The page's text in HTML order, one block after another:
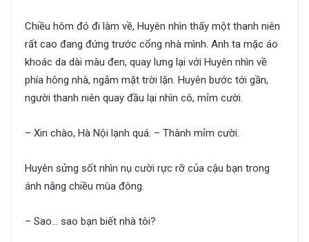
Chiều hôm đó đi làm về, Huyên nhìn thấy một thanh niên
rất cao đang đứng trước cổng nhà mình. Anh ta mặc áo
khoác da dài màu đen, quay lưng lại với Huyên nhìn về
phía hông nhà, ngắm mặt trời lặn. Huyên bước tới gần,
người thanh niên quay đầu lại nhìn cô, mỉm cười.
– Xin chào, Hà Nội lạnh quá. – Thành mỉm cười.
Huyên sửng sốt nhìn nụ cười rực rỡ của cậu bạn trong
ánh nắng chiều mùa đông.
– Sao… sao bạn biết nhà tôi?